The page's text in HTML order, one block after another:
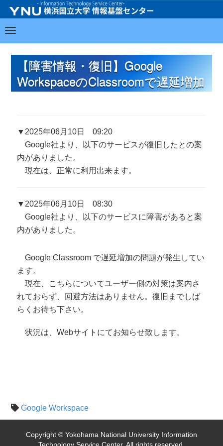
【障害情報・復旧】Google
WorkspaceのClassroomで遅延増加
▼2025年06月10日 09:20
Google社より、以下のサービスが復旧したとの案
内がありました。
現在は、正常に利用出来ます。
▼2025年06月10日 08:30
Google社より、以下のサービスに障害があると案
内がありました。
Google Classroom で遅延増加の問題が発生してい
ます。
現在、こちらについてユーザー側の対策は案内さ
れておらず、回避方法はありません。復旧までしば
らくお待ち下さい。
状況は、Webサイトにてお知らせ致します。
Google Workspace
Copyright © Yokohama National University Information